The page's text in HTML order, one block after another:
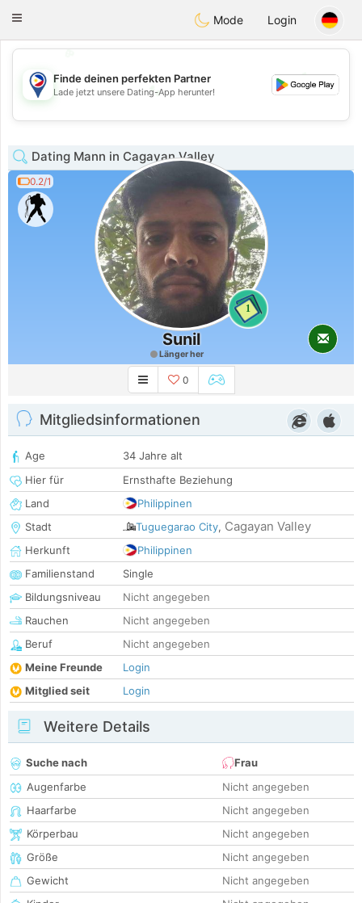
Philippines Chat
Toggle
Mode Login
💖
💕
💖
💕
Finde deinen perfekten Partner
Lade jetzt unsere Dating-App herunter!
Dating Mann in Cagayan Valley
0.2/1
1
Sunil
Länger her
0
Mitgliedsinformationen
Age
34 Jahre alt
Hier für
Ernsthafte Beziehung
Land
Philippinen
Stadt
Tuguegarao City, Cagayan Valley
Herkunft
Philippinen
Familienstand
Single
Bildungsniveau
Nicht angegeben
Rauchen
Nicht angegeben
Beruf
Nicht angegeben
Meine Freunde
Login
Mitglied seit
Login
Weitere Details
Suche nach
Frau
Augenfarbe
Nicht angegeben
Haarfarbe
Nicht angegeben
Körperbau
Nicht angegeben
Größe
Nicht angegeben
Gewicht
Nicht angegeben